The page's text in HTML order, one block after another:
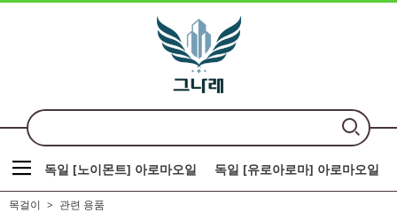
독일 [노이몬트] 아로마오일 독일 [유로아로마] 아로마오일
목걸이 관련 용품